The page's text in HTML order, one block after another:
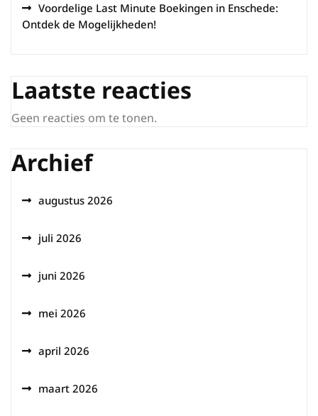
Voordelige Last Minute Boekingen in Enschede:
Ontdek de Mogelijkheden!
Laatste reacties
Geen reacties om te tonen.
Archief
augustus 2026
juli 2026
juni 2026
mei 2026
april 2026
maart 2026